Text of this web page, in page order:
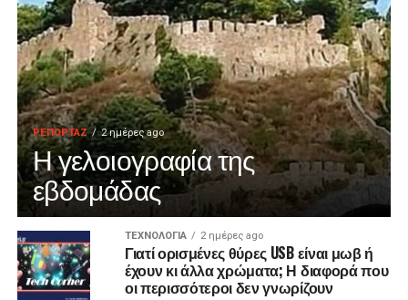
ΡΕΠΟΡΤΑΖ 2 ημέρες ago
Η γελοιογραφία της
εβδομάδας
ΤΕΧΝΟΛΟΓΙΑ 2 ημέρες ago
Γιατί ορισμένες θύρες USB είναι μωβ ή
έχουν κι άλλα χρώματα; Η διαφορά που
οι περισσότεροι δεν γνωρίζουν